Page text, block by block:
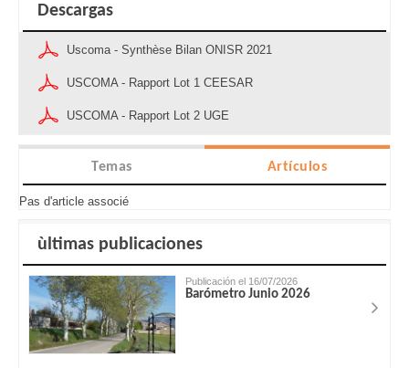
Descargas
Uscoma - Synthèse Bilan ONISR 2021
USCOMA - Rapport Lot 1 CEESAR
USCOMA - Rapport Lot 2 UGE
Temas Artículos
Pas d'article associé
ùltimas publicaciones
Publicación el 16/07/2026
Barómetro Junio 2026